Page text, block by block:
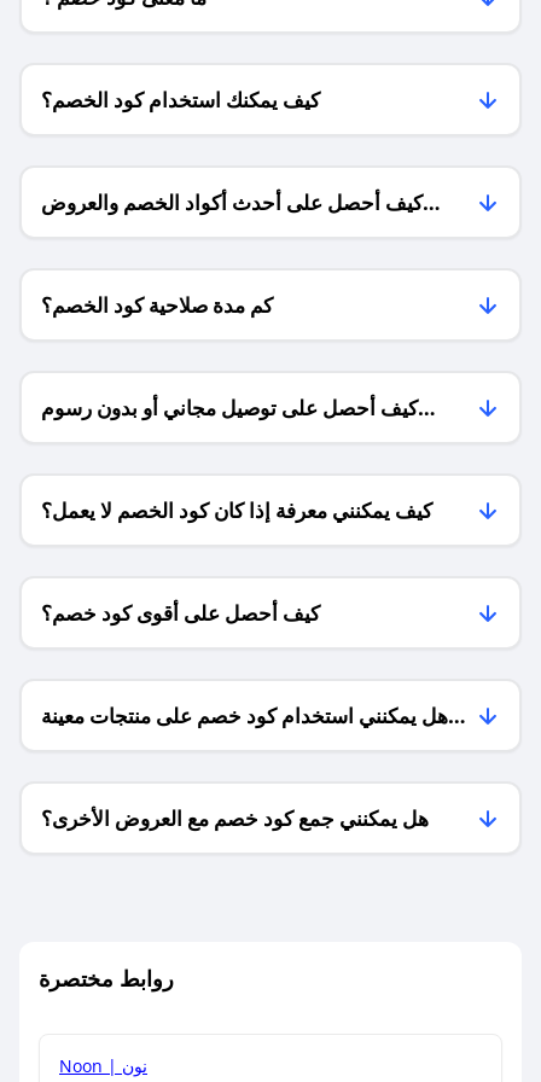
كيف يمكنك استخدام كود الخصم؟
كيف أحصل على أحدث أكواد الخصم والعروض
للمتاجر؟
كم مدة صلاحية كود الخصم؟
كيف أحصل على توصيل مجاني أو بدون رسوم
الشحن ؟
كيف يمكنني معرفة إذا كان كود الخصم لا يعمل؟
كيف أحصل على أقوى كود خصم؟
هل يمكنني استخدام كود خصم على منتجات معينة
فقط؟
هل يمكنني جمع كود خصم مع العروض الأخرى؟
روابط مختصرة
Noon | نون